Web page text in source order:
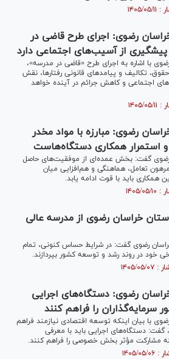
رضوی: اجرای طرح قاضی در
از آسیب‌های اجتماعی دارد
با اشاره به اجرای طرح «قاضی در مدرسه»،
تکالیف و پیامدهای قانونی رفتارها، نقش
اجتماعی و کاهش جرائم در آینده خواهد
رضوی: مبارزه با مواد مخدر
و استمرار همکاری دستگاه‌هاست
گفت: بخش عمده‌ای از موفقیت‌های حاصل
تعامل، هماهنگی و هم‌افزایی میان
باید با قوت ادامه یابد.
خراسان رضوی از مدرسه عالی
رضوی گفت: در شرایط حساس کنونی، تمام
خود در روند رشد و توسعه کشور بپردازند.
رضوی: دستگاه‌های اجرایی
سرمایه‌گذاران را فراهم کنند
با بیان اینکه توسعه اقتصادی نیازمند فراهم
دستگاه‌های اجرایی باید با معرفی
مشارکت مؤثر بخش خصوصی را فراهم کنند.